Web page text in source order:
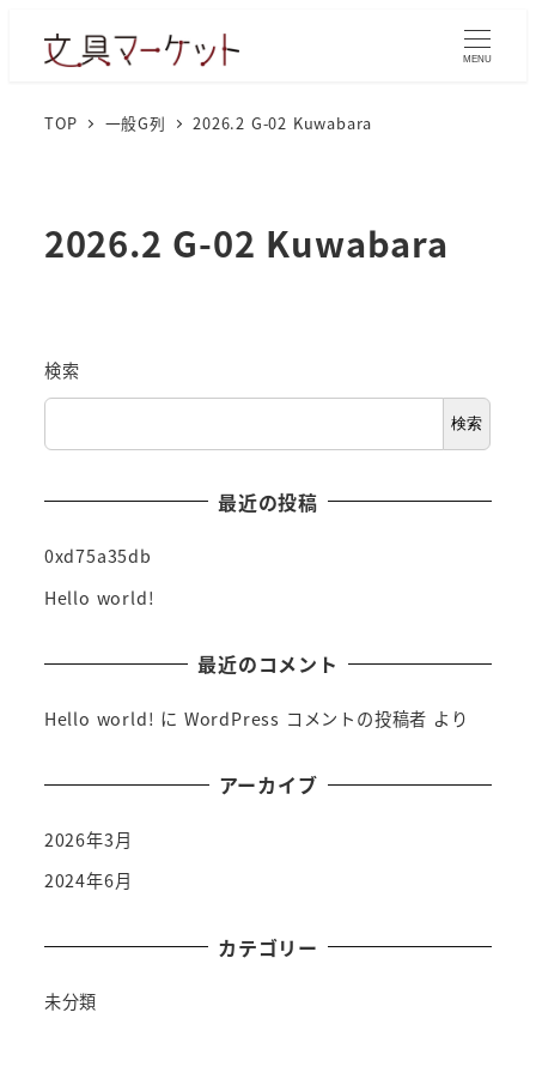
MENU
TOP 一般G列 2026.2 G-02 Kuwabara
2026.2 G-02 Kuwabara
検索
検索
最近の投稿
0xd75a35db
Hello world!
最近のコメント
Hello world! に WordPress コメントの投稿者 より
アーカイブ
2026年3月
2024年6月
カテゴリー
未分類